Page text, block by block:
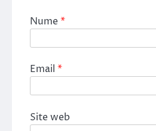
Nume*
Email *
Site web